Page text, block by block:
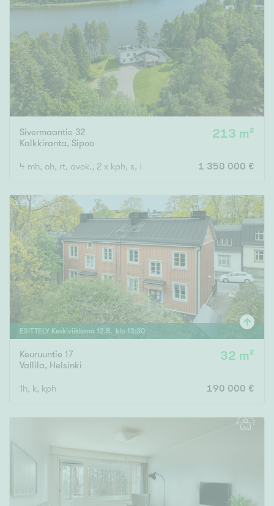
Sivermaantie 32
Kalkkiranta, Sipoo
213 m²
4 mh, oh, rt, avok., 2 x kph, s, khh, 3 x wc, terassi1 350 000 €
ESITTELY Keskiviikkona 12.8. klo 13:30
Keuruuntie 17
Vallila, Helsinki
32 m²
1h, k, kph 190 000 €